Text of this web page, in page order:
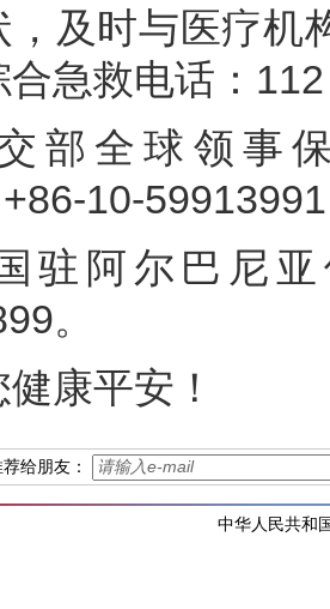
，及时与医疗机
合急救电话：
全球领事保
10-
阿尔巴尼亚
。
平安！
荐给朋友：
中华人民共和